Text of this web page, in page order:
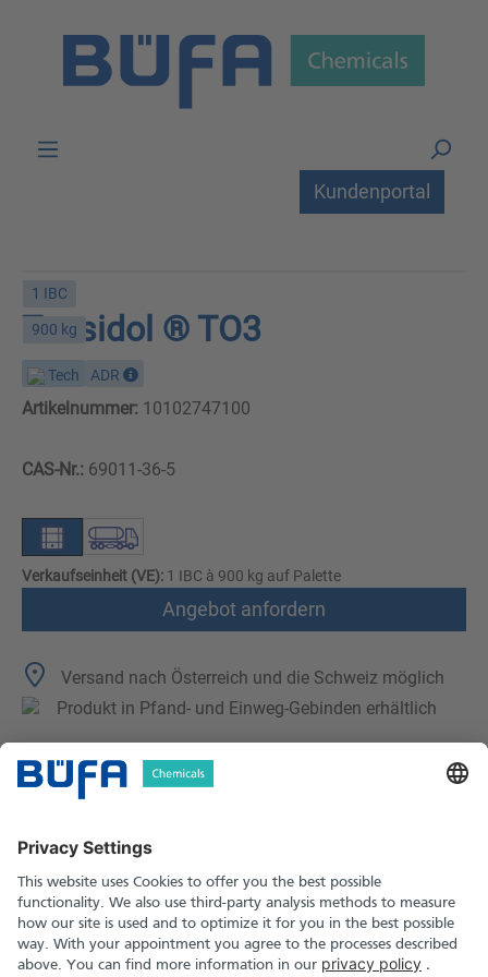
Kundenportal
1 IBC
900 kg
Tensidol ® TO3
Tech ADR
Artikelnummer: 10102747100
CAS-Nr.: 69011-36-5
Verkaufseinheit (VE): 1 IBC à 900 kg auf Palette
Angebot anfordern
Versand nach Österreich und die Schweiz möglich
Produkt in Pfand- und Einweg-Gebinden erhältlich
Technische Merkmale
Sicherheitshinweise